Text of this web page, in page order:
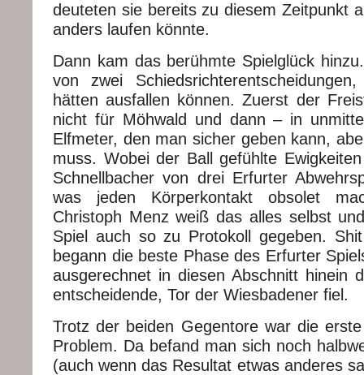
deuteten sie bereits zu diesem Zeitpunkt
anders laufen könnte.
Dann kam das berühmte Spielglück
von zwei
hätten ausfallen können. Zuerst der
nicht für Möhwald und dann – in
Elfmeter, den man sicher geben kann,
muss. Wobei der Ball gefühlte
Schnellbacher von drei Erfurter
was jeden Körperkontakt obsolet
Christoph Menz weiß das alles selbst
Spiel auch so zu Protokoll gegeben.
begann die beste Phase des Erfurter
ausgerechnet in diesen Abschnitt hinein
entscheidende, Tor der Wiesbadener fiel.
Trotz der beiden Gegentore war die
Problem. Da befand man sich noch
(auch wenn das Resultat etwas anderes